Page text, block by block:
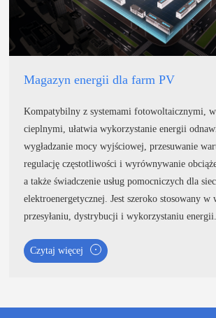
Magazyn energii dla farm PV
Kompatybilny z systemami fotowoltaicznymi,
cieplnymi, ułatwia wykorzystanie energii
wygładzanie mocy wyjściowej, przesuwanie
regulację częstotliwości i wyrównywanie
a także świadczenie usług pomocniczych dla
elektroenergetycznej. Jest szeroko stosowany w
przesyłaniu, dystrybucji i wykorzystaniu energii.
Czytaj więcej